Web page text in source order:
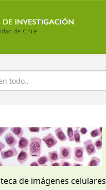
de imágenes celulares